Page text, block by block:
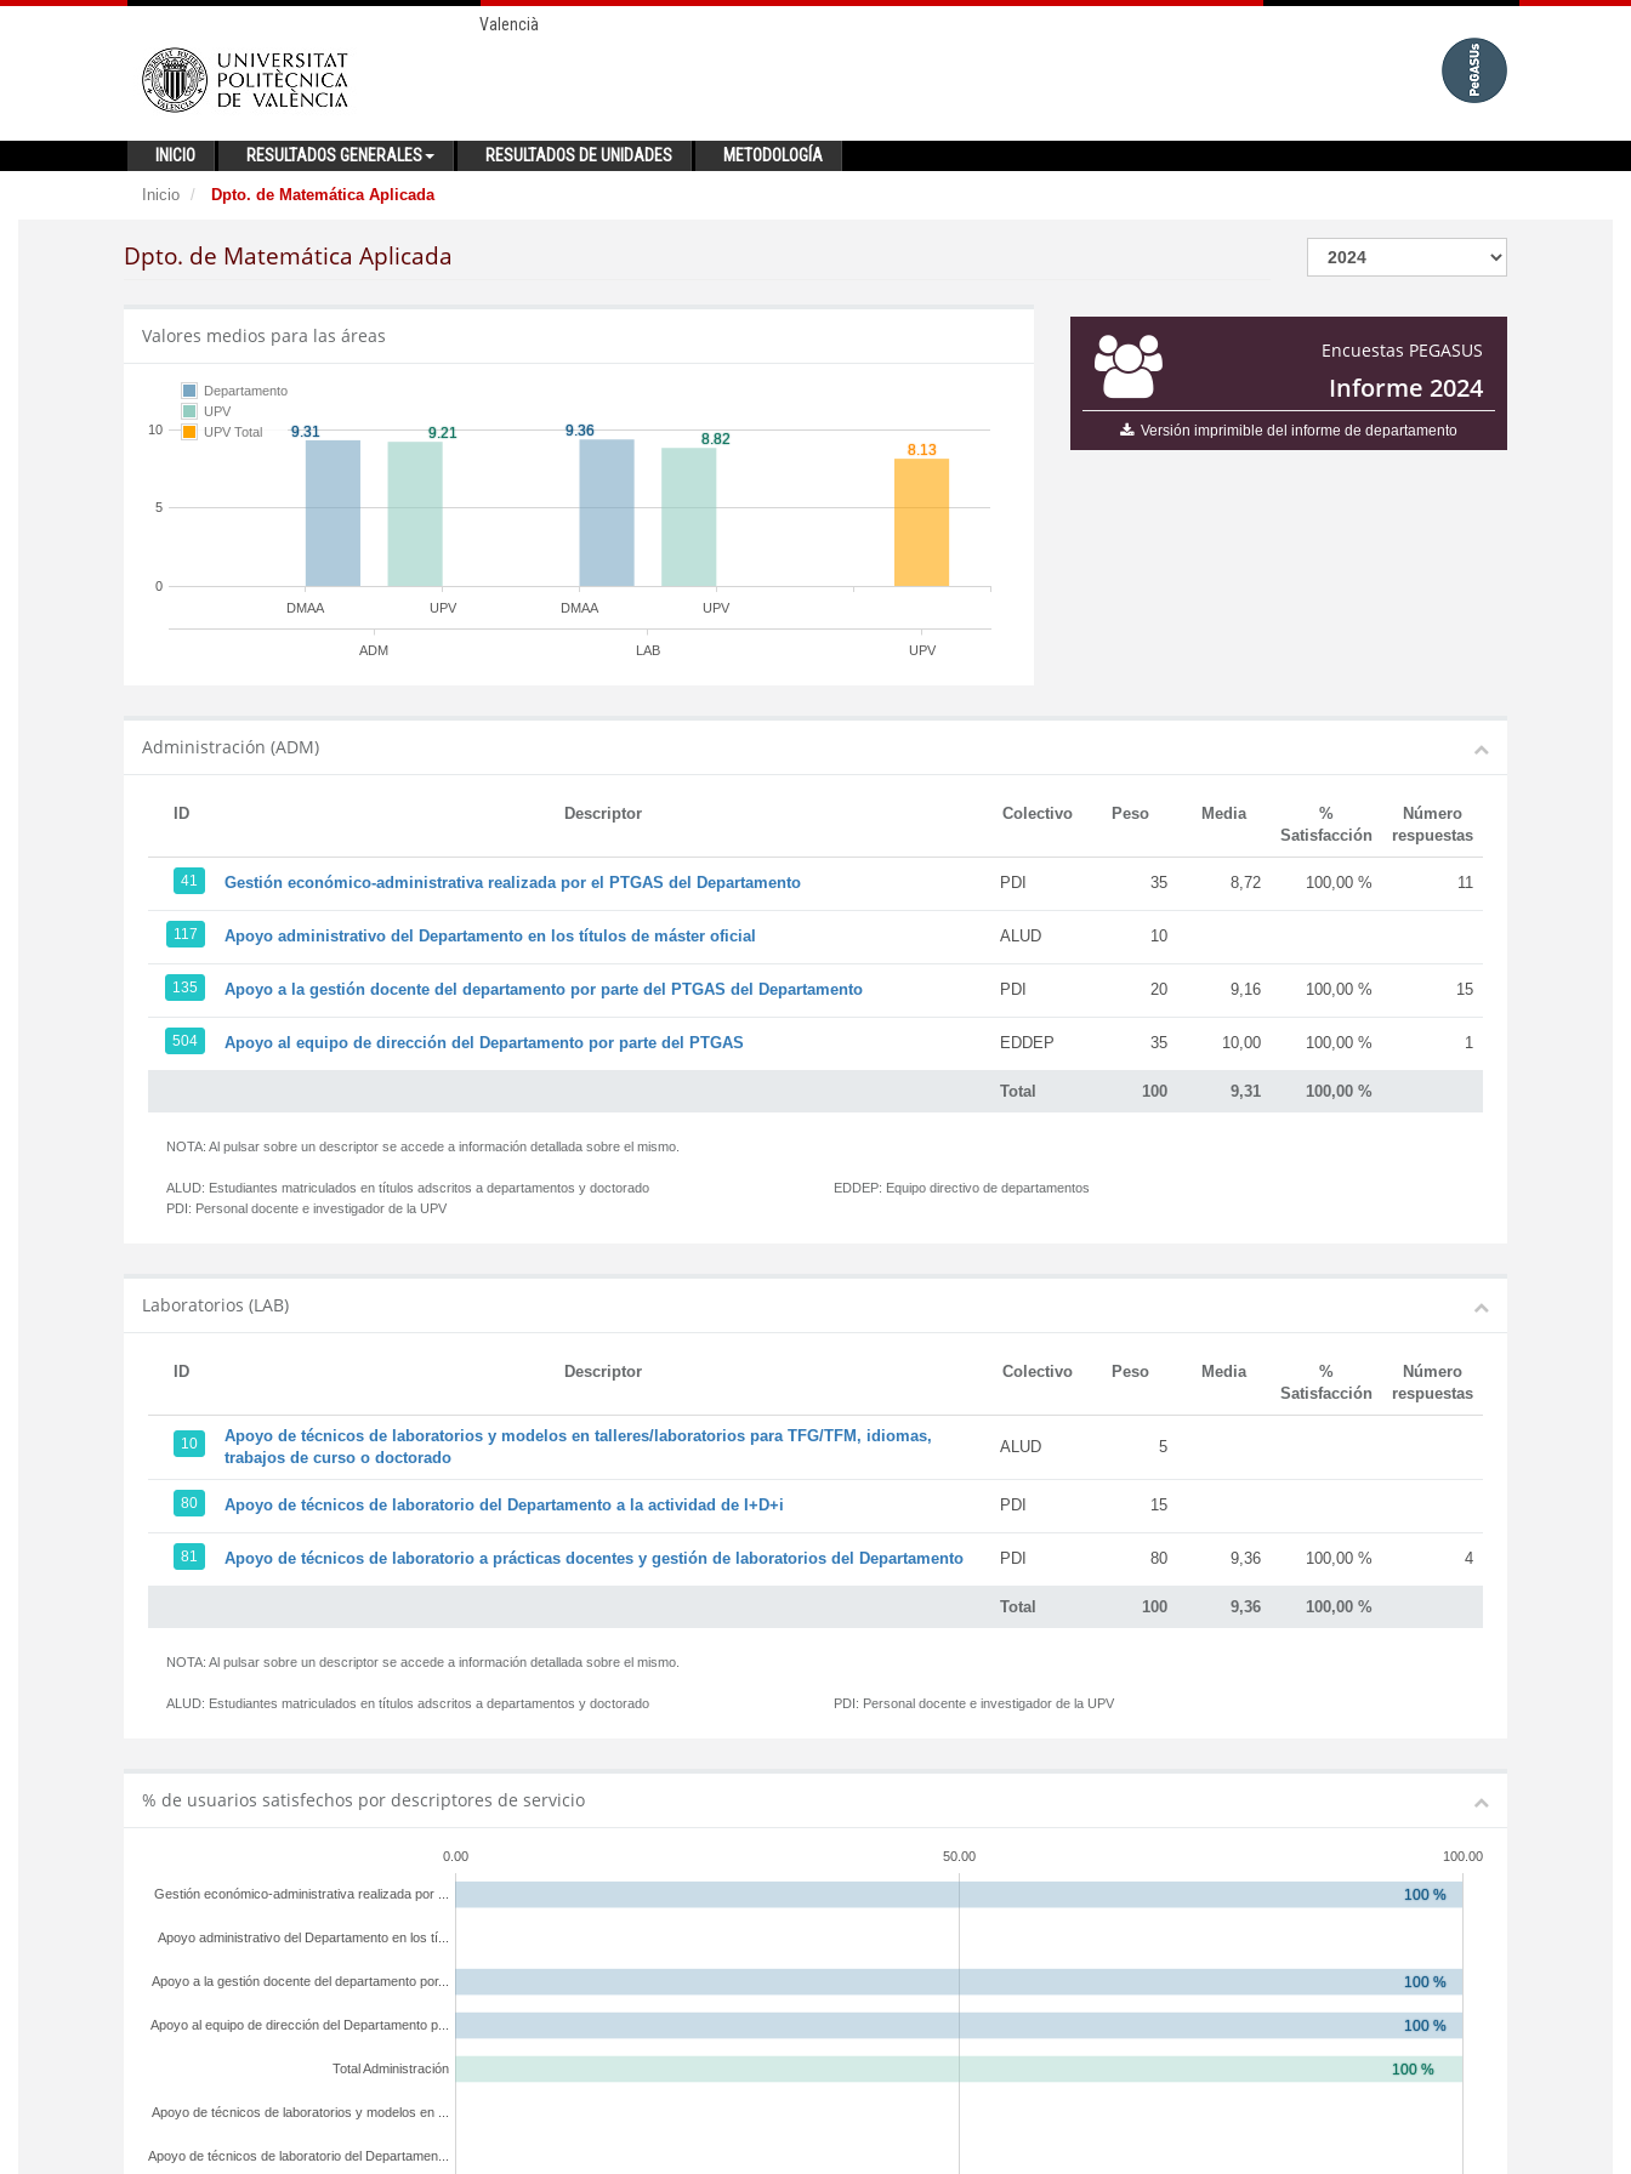
Valencià
INICIO RESULTADOS GENERALES RESULTADOS DE UNIDADES METODOLOGÍA
Inicio Dpto. de Matemática Aplicada
Dpto. de Matemática Aplicada
Encuestas PEGASUS
Informe 2024
Versión imprimible del informe de departamento
Valores medios para las áreas
DMAA DMAA
UPV UPV
ADM LAB UPV
0
5
10
Departamento
UPV
UPV Total
Administración (ADM)
ID Descriptor Colectivo Peso Media
%
Satisfacción
Número
respuestas
Total 100 9,31 100,00 %
41 Gestión económico-administrativa realizada por el PTGAS del Departamento PDI 35 8,72 100,00 % 11
117 Apoyo administrativo del Departamento en los títulos de máster oficial ALUD 10
135 Apoyo a la gestión docente del departamento por parte del PTGAS del Departamento PDI 20 9,16 100,00 % 15
504 Apoyo al equipo de dirección del Departamento por parte del PTGAS EDDEP 35 10,00 100,00 % 1
NOTA: Al pulsar sobre un descriptor se accede a información detallada sobre el mismo.
ALUD: Estudiantes matriculados en títulos adscritos a departamentos y doctorado
PDI: Personal docente e investigador de la UPV
EDDEP: Equipo directivo de departamentos
Laboratorios (LAB)
ID Descriptor Colectivo Peso Media
%
Satisfacción
Número
respuestas
Total 100 9,36 100,00 %
10
Apoyo de técnicos de laboratorios y modelos en talleres/laboratorios para TFG/TFM, idiomas,
trabajos de curso o doctorado
ALUD 5
80 Apoyo de técnicos de laboratorio del Departamento a la actividad de I+D+i PDI 15
81 Apoyo de técnicos de laboratorio a prácticas docentes y gestión de laboratorios del Departamento PDI 80 9,36 100,00 % 4
NOTA: Al pulsar sobre un descriptor se accede a información detallada sobre el mismo.
ALUD: Estudiantes matriculados en títulos adscritos a departamentos y doctorado PDI: Personal docente e investigador de la UPV
% de usuarios satisfechos por descriptores de servicio
0.00 50.00 100.00
Apoyo de técnicos de laboratorio del Departamen...
Apoyo de técnicos de laboratorios y modelos en ...
Total Administración
Apoyo al equipo de dirección del Departamento p...
Apoyo a la gestión docente del departamento por...
Apoyo administrativo del Departamento en los tí...
Gestión económico-administrativa realizada por ...